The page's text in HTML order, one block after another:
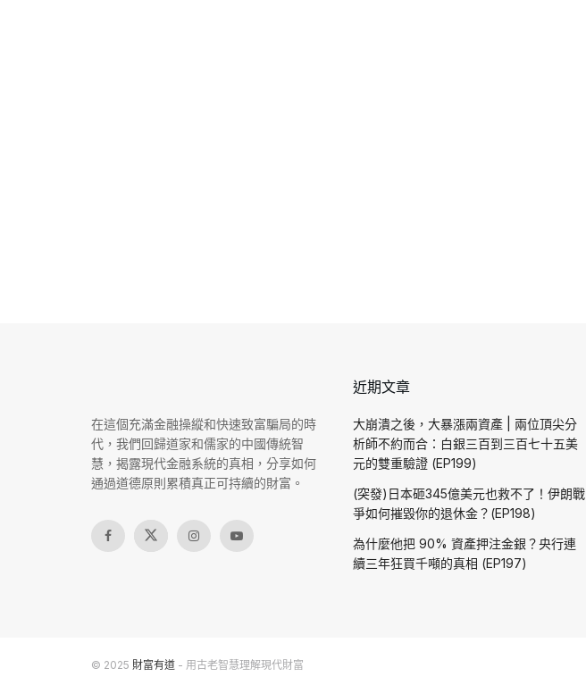
在這個充滿金融操縱和快速致富騙局的時
代，我們回歸道家和儒家的中國傳統智
慧，揭露現代金融系統的真相，分享如何
通過道德原則累積真正可持續的財富。
近期文章
大崩潰之後，大暴漲兩資產 | 兩位頂尖分
析師不約而合：白銀三百到三百七十五美
元的雙重驗證 (EP199)
(突發)日本砸345億美元也救不了！伊朗戰
爭如何摧毀你的退休金？(EP198)
為什麼他把 90% 資產押注金銀？央行連
續三年狂買千噸的真相 (EP197)
© 2025 財富有道 - 用古老智慧理解現代財富